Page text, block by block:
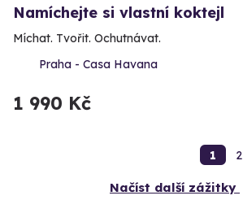
Namíchejte si vlastní koktejl
Míchat. Tvořit. Ochutnávat.
Praha - Casa Havana
1 990 Kč
1 2
Načíst další zážitky